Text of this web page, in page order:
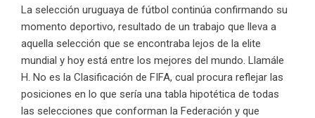
La selección uruguaya de fútbol continúa confirmando su
momento deportivo, resultado de un trabajo que lleva a
aquella selección que se encontraba lejos de la elite
mundial y hoy está entre los mejores del mundo. Llamále
H. No es la Clasificación de FIFA, cual procura reflejar las
posiciones en lo que sería una tabla hipotética de todas
las selecciones que conforman la Federación y que